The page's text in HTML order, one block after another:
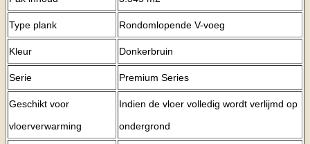
Type plank Rondomlopende V-voeg
Kleur Donkerbruin
Serie Premium Series
Geschikt voor
vloerverwarming
Indien de vloer volledig wordt verlijmd op
ondergrond